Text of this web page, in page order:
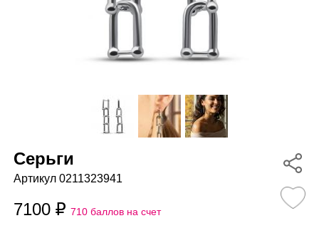
Серьги
Артикул 0211323941
7100 710 баллов на счет